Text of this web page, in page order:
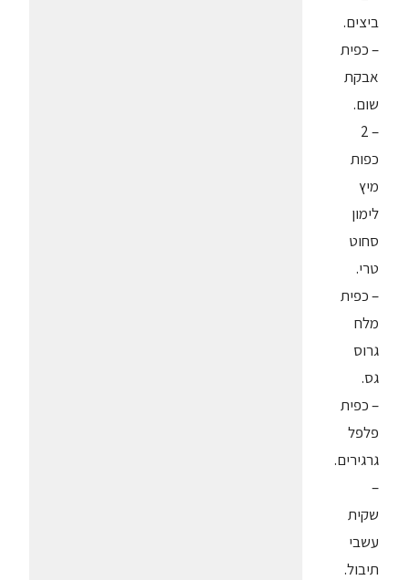
ביצים.
– כפית
אבקת
שום.
– 2
כפות
מיץ
לימון
סחוט
טרי.
– כפית
מלח
גרוס
גס.
– כפית
פלפל
גרגירים.
–
שקית
עשבי
תיבול.